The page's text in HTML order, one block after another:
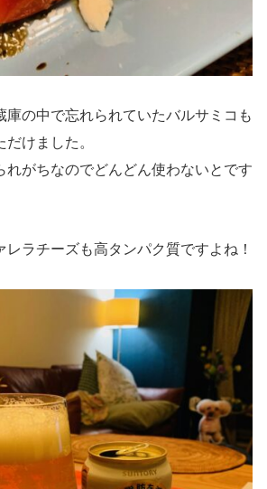
庫の中で忘れられていたバルサミコも
けました。
れがちなのでどんどん使わないとです
レラチーズも高タンパク質ですよね！